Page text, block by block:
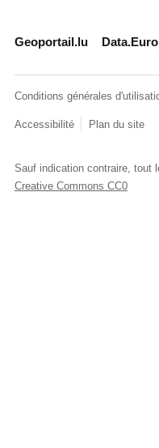
Geoportail.lu
Conditions générales
Accessibilité Plan du site
Sauf indication contraire, tout
Creative Commons CC0